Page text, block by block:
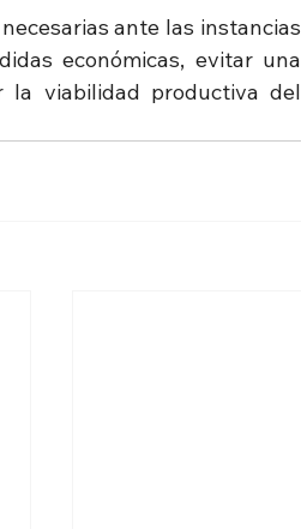
ante las instancias
económicas, evitar una
la viabilidad productiva del